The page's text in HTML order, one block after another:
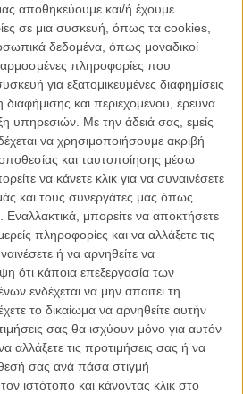
αποθηκεύουμε και/ή έχουμε
σε μια συσκευή, όπως τα cookies,
δεδομένα, όπως μοναδικοί
πληροφορίες που
για εξατομικευμένες διαφημίσεις
διαφήμισης και περιεχομένου, έρευνα
υπηρεσιών. Με την άδειά σας, εμείς
να χρησιμοποιήσουμε ακριβή
και ταυτοποίησης μέσω
να κάνετε κλικ για να συναινέσετε
και τους συνεργάτες μας όπως
μπορείτε να αποκτήσετε
πληροφορίες και να αλλάξετε τις
ή να αρνηθείτε να
ότι κάποια επεξεργασία των
ενδέχεται να μην απαιτεί τη
το δικαίωμα να αρνηθείτε αυτήν
σας θα ισχύουν μόνο για αυτόν
αλλάξετε τις προτιμήσεις σας ή να
σας ανά πάσα στιγμή
ιστότοπο και κάνοντας κλικ στο